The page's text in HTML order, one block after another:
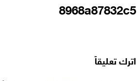
8968a87832c5
اترك تعليقاً